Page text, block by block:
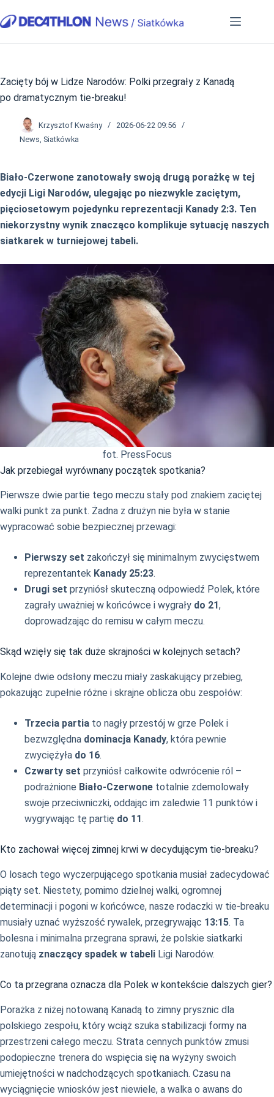
do
Zacięty bój w Lidze Narodów: Polki przegrały z Kanadą
po dramatycznym tie-breaku!
Krzysztof Kwaśny
2026-06-22 09:56
News, Siatkówka
Biało-Czerwone zanotowały swoją drugą porażkę w tej
edycji Ligi Narodów, ulegając po niezwykle zaciętym,
pięciosetowym pojedynku reprezentacji Kanady 2:3. Ten
niekorzystny wynik znacząco komplikuje sytuację naszych
siatkarek w turniejowej tabeli.
fot. PressFocus
Jak przebiegał wyrównany początek spotkania?
Pierwsze dwie partie tego meczu stały pod znakiem zaciętej
walki punkt za punkt. Żadna z drużyn nie była w stanie
wypracować sobie bezpiecznej przewagi:
Pierwszy set zakończył się minimalnym zwycięstwem
reprezentantek Kanady 25:23.
Drugi set przyniósł skuteczną odpowiedź Polek, które
zagrały uważniej w końcówce i wygrały do 21,
doprowadzając do remisu w całym meczu.
Skąd wzięły się tak duże skrajności w kolejnych setach?
Kolejne dwie odsłony meczu miały zaskakujący przebieg,
pokazując zupełnie różne i skrajne oblicza obu zespołów:
Trzecia partia to nagły przestój w grze Polek i
bezwzględna dominacja Kanady, która pewnie
zwyciężyła do 16.
Czwarty set przyniósł całkowite odwrócenie ról –
podrażnione Biało-Czerwone totalnie zdemolowały
swoje przeciwniczki, oddając im zaledwie 11 punktów i
wygrywając tę partię do 11.
Kto zachował więcej zimnej krwi w decydującym tie-breaku?
O losach tego wyczerpującego spotkania musiał zadecydować
piąty set. Niestety, pomimo dzielnej walki, ogromnej
determinacji i pogoni w końcówce, nasze rodaczki w tie-breaku
musiały uznać wyższość rywalek, przegrywając 13:15. Ta
bolesna i minimalna przegrana sprawi, że polskie siatkarki
zanotują znaczący spadek w tabeli Ligi Narodów.
Co ta przegrana oznacza dla Polek w kontekście dalszych gier?
Porażka z niżej notowaną Kanadą to zimny prysznic dla
polskiego zespołu, który wciąż szuka stabilizacji formy na
przestrzeni całego meczu. Strata cennych punktów zmusi
podopieczne trenera do wspięcia się na wyżyny swoich
umiejętności w nadchodzących spotkaniach. Czasu na
wyciągnięcie wniosków jest niewiele, a walka o awans do